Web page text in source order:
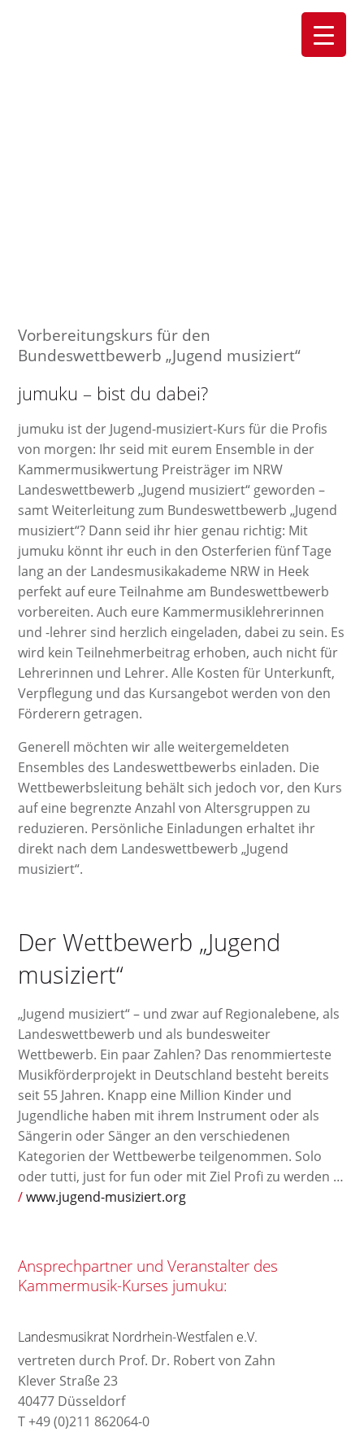
Vorbereitungskurs für den
Bundeswettbewerb „Jugend musiziert“
jumuku – bist du dabei?
jumuku ist der Jugend-musiziert-Kurs für die Profis
von morgen: Ihr seid mit eurem Ensemble in der
Kammermusikwertung Preisträger im NRW
Landeswettbewerb „Jugend musiziert“ geworden –
samt Weiterleitung zum Bundeswettbewerb „Jugend
musiziert“? Dann seid ihr hier genau richtig: Mit
jumuku könnt ihr euch in den Osterferien fünf Tage
lang an der Landesmusikakademe NRW in Heek
perfekt auf eure Teilnahme am Bundeswettbewerb
vorbereiten. Auch eure Kammermusiklehrerinnen
und -lehrer sind herzlich eingeladen, dabei zu sein. Es
wird kein Teilnehmerbeitrag erhoben, auch nicht für
Lehrerinnen und Lehrer. Alle Kosten für Unterkunft,
Verpflegung und das Kursangebot werden von den
Förderern getragen.
Generell möchten wir alle weitergemeldeten
Ensembles des Landeswettbewerbs einladen. Die
Wettbewerbsleitung behält sich jedoch vor, den Kurs
auf eine begrenzte Anzahl von Altersgruppen zu
reduzieren. Persönliche Einladungen erhaltet ihr
direkt nach dem Landeswettbewerb „Jugend
musiziert“.
Der Wettbewerb „Jugend
musiziert“
„Jugend musiziert“ – und zwar auf Regionalebene, als
Landeswettbewerb und als bundesweiter
Wettbewerb. Ein paar Zahlen? Das renommierteste
Musikförderprojekt in Deutschland besteht bereits
seit 55 Jahren. Knapp eine Million Kinder und
Jugendliche haben mit ihrem Instrument oder als
Sängerin oder Sänger an den verschiedenen
Kategorien der Wettbewerbe teilgenommen. Solo
oder tutti, just for fun oder mit Ziel Profi zu werden …
www.jugend-musiziert.org
Ansprechpartner und Veranstalter des
Kammermusik-Kurses jumuku:
Landesmusikrat Nordrhein-Westfalen e.V.
vertreten durch Prof. Dr. Robert von Zahn
Klever Straße 23
40477 Düsseldorf
T +49 (0)211 862064-0